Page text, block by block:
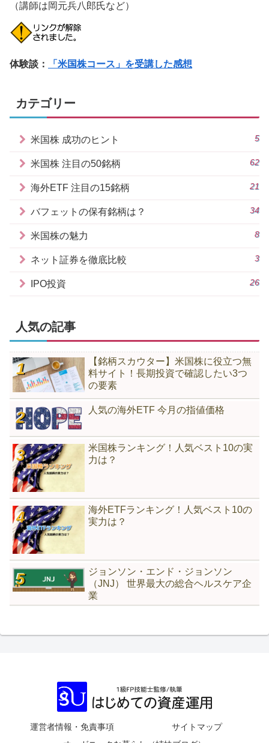
（講師は岡元兵八郎氏など）
体験談： 「米国株コース」を受講した感想
カテゴリー
米国株 成功のヒント 5
米国株 注目の50銘柄 62
海外ETF 注目の15銘柄 21
バフェットの保有銘柄は？ 34
米国株の魅力 8
ネット証券を徹底比較 3
IPO投資 26
人気の記事
【銘柄スカウター】米国株に役立つ無
料サイト！長期投資で確認したい3つ
の要素
人気の海外ETF 今月の指値価格
米国株ランキング！人気ベスト10の実
力は？
海外ETFランキング！人気ベスト10の
実力は？
ジョンソン・エンド・ジョンソン
（JNJ） 世界最大の総合ヘルスケア企
業
運営者情報・免責事項
サイトマップ